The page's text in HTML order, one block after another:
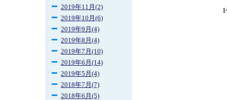
2019年11月(2)
2019年10月(6)
2019年9月(4)
2019年8月(4)
2019年7月(10)
2019年6月(14)
2019年5月(4)
2018年7月(7)
2018年6月(5)